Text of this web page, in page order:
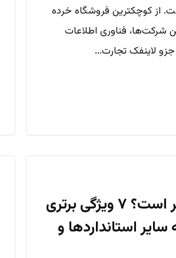
از کوچکترین فروشگاه خرده
شرکت‌ها، فناوری اطلاعات
لاینفک تجارت...
چرا ITIL برتر است؟ ۷ ویژگی برتری
استانداردها و